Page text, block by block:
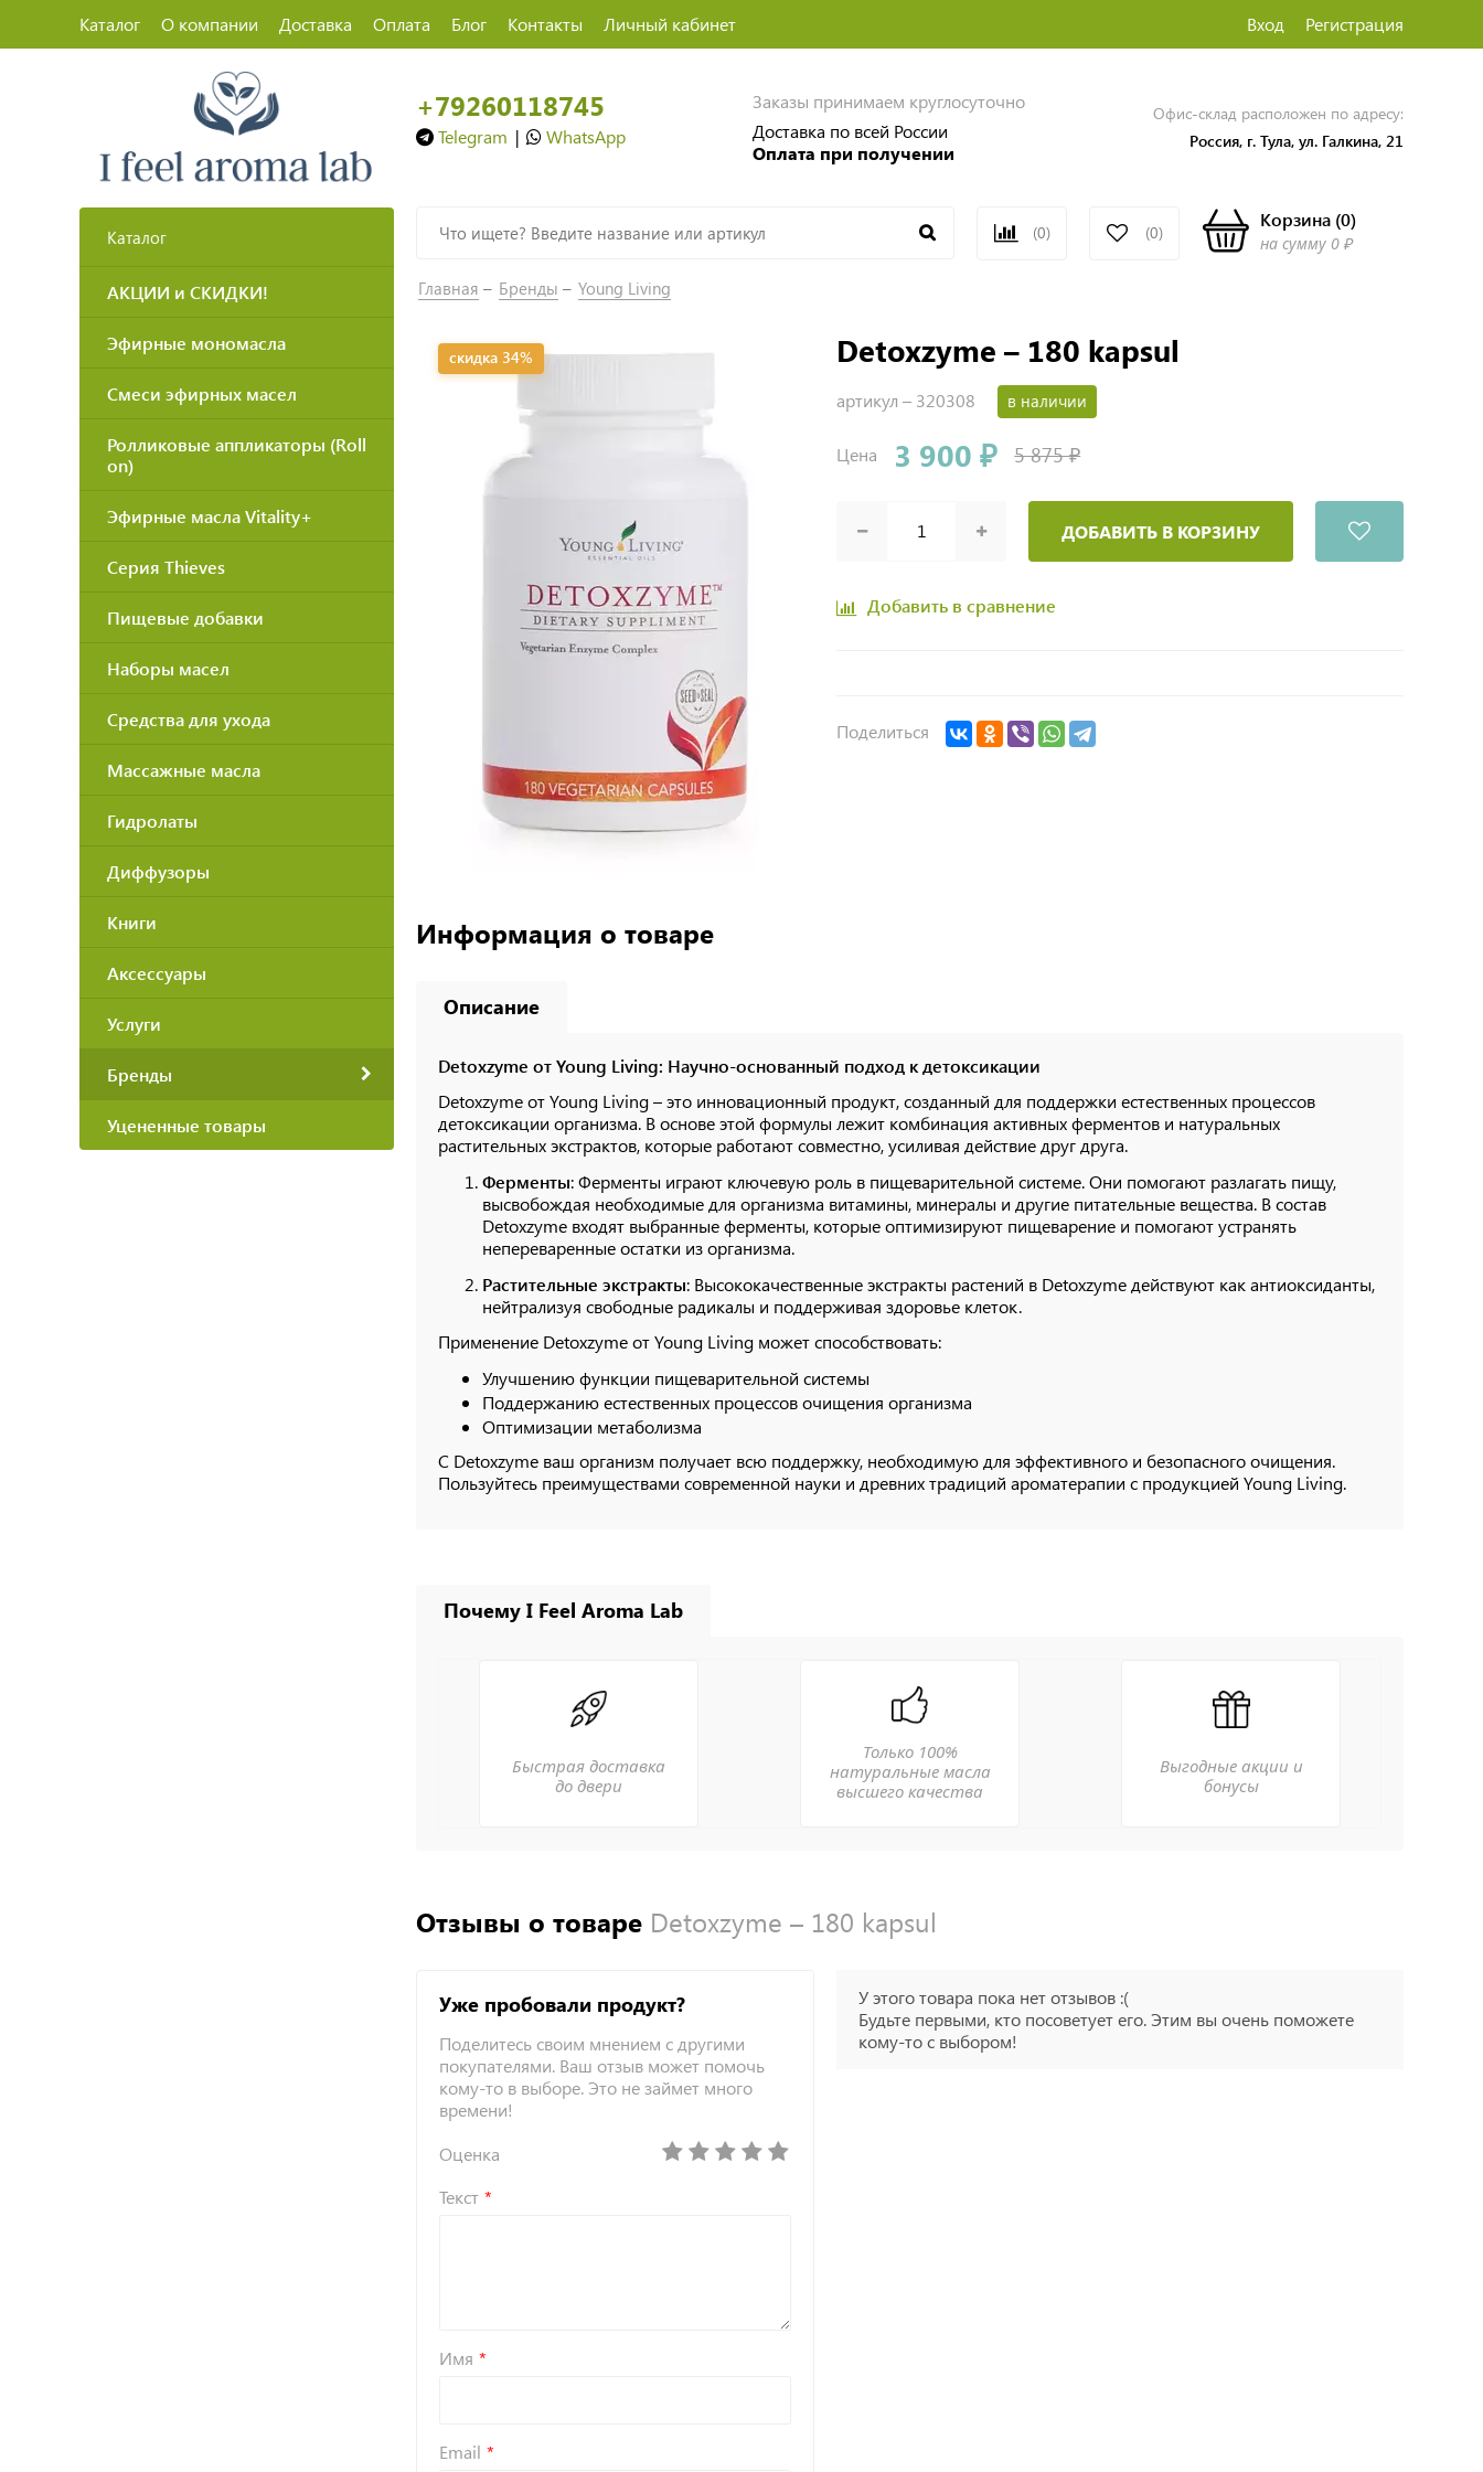
Каталог О компании Доставка Оплата Блог Контакты Личный кабинет Вход Регистрация
+79260118745
Telegram | WhatsApp
Заказы принимаем круглосуточно
Доставка по всей России
Оплата при получении
Офис-склад расположен по адресу:
Россия, г. Тула, ул. Галкина, 21
(0) (0)
Корзина(0)
на сумму 0 ₽
Каталог
АКЦИИ и СКИДКИ!
Эфирные мономасла
Смеси эфирных масел
Ролликовые аппликаторы (Roll
on)
Эфирные масла Vitality+
Серия Thieves
Пищевые добавки
Наборы масел
Средства для ухода
Массажные масла
Гидролаты
Диффузоры
Книги
Аксессуары
Услуги
Бренды
Уцененные товары
Главная Бренды Young Living
скидка 34% Detoxzyme – 180 kapsul
артикул – 320308 в наличии
Цена 3 900 ₽ 5 875 ₽
ДОБАВИТЬ В КОРЗИНУ
Добавить в сравнение
Поделиться
Информация о товаре
Описание
Detoxzyme от Young Living: Научно-основанный подход к детоксикации
Detoxzyme от Young Living – это инновационный продукт, созданный для поддержки естественных процессов
детоксикации организма. В основе этой формулы лежит комбинация активных ферментов и натуральных
растительных экстрактов, которые работают совместно, усиливая действие друг друга.
Ферменты: Ферменты играют ключевую роль в пищеварительной системе. Они помогают разлагать пищу,
высвобождая необходимые для организма витамины, минералы и другие питательные вещества. В состав
Detoxzyme входят выбранные ферменты, которые оптимизируют пищеварение и помогают устранять
непереваренные остатки из организма.
Растительные экстракты: Высококачественные экстракты растений в Detoxzyme действуют как антиоксиданты,
нейтрализуя свободные радикалы и поддерживая здоровье клеток.
Применение Detoxzyme от Young Living может способствовать:
Улучшению функции пищеварительной системы
Поддержанию естественных процессов очищения организма
Оптимизации метаболизма
С Detoxzyme ваш организм получает всю поддержку, необходимую для эффективного и безопасного очищения.
Пользуйтесь преимуществами современной науки и древних традиций ароматерапии с продукцией Young Living.
Почему I Feel Aroma Lab
Быстрая доставка
до двери
Только 100%
натуральные масла
высшего качества
Выгодные акции и
бонусы
Отзывы о товаре Detoxzyme – 180 kapsul
Уже пробовали продукт?
Поделитесь своим мнением с другими
покупателями. Ваш отзыв может помочь
кому-то в выборе. Это не займет много
времени!
Оценка
Текст
Имя
Email
У этого товара пока нет отзывов :(
Будьте первыми, кто посоветует его. Этим вы очень поможете
кому-то с выбором!